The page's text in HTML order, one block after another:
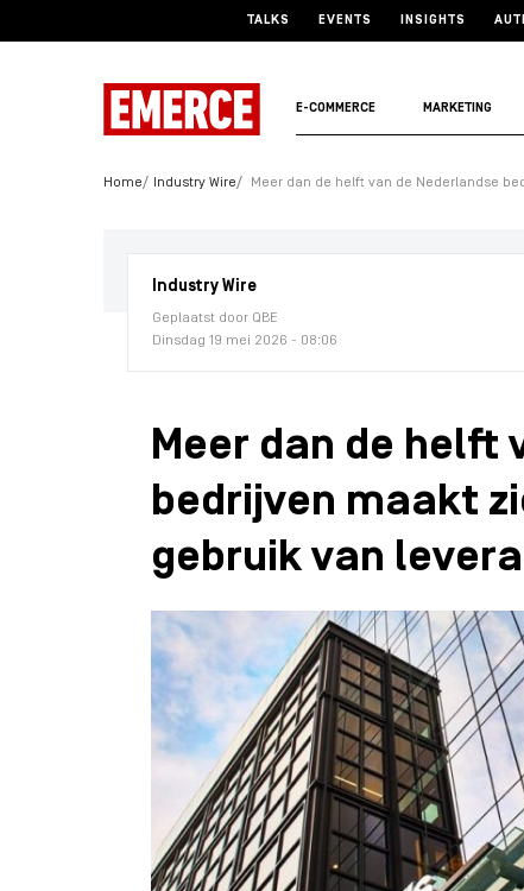
TALKS EVENTS INSIGHTS
E-COMMERCE MARKETING
Home Industry Wire Meer dan de helft van de Nederlandse
Industry Wire
Geplaatst door QBE
Dinsdag 19 mei 2026 - 08:06
Meer dan de helft
bedrijven maakt
gebruik van